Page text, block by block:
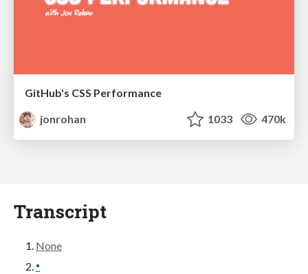
GitHub's CSS Performance
jonrohan
1033 470k
Transcript
None
•